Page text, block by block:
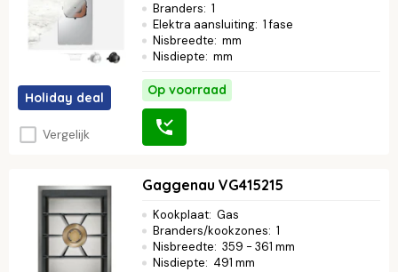
Holiday deal
Vergelijk
Branders: 1
Elektra aansluiting: 1 fase
Nisbreedte: mm
Nisdiepte: mm
Op voorraad
Gaggenau VG415215
Kookplaat: Gas
Branders/kookzones: 1
Nisbreedte: 359 - 361 mm
Nisdiepte: 491 mm